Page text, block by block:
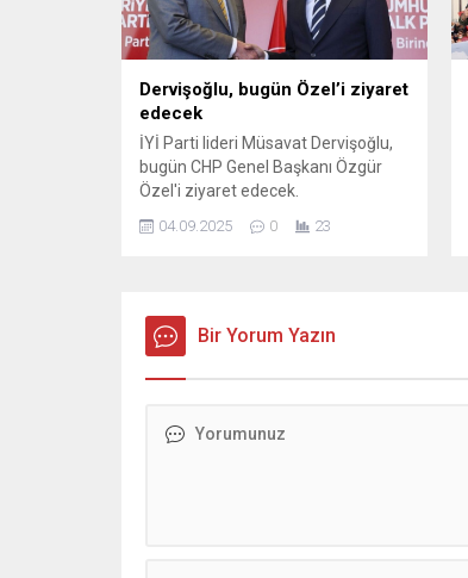
Dervişoğlu, bugün Özel’i ziyaret
edecek
İYİ Parti lideri Müsavat Dervişoğlu,
bugün CHP Genel Başkanı Özgür
Özel'i ziyaret edecek.
04.09.2025 0 23
Bir Yorum Yazın